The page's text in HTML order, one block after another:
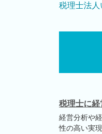
税理士法
税理士に経
経営分析や
性の高い実